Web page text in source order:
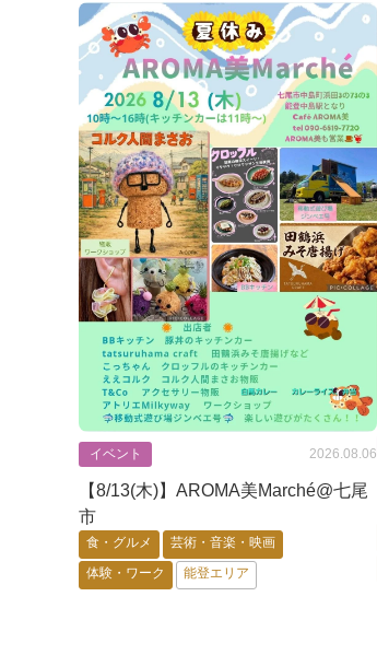
イベント 2026.08.06
【8/13(木)】AROMA美Marché@七尾
市
食・グルメ 芸術・音楽・映画
体験・ワーク 能登エリア